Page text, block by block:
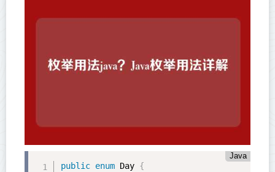
Java
public enum Day {